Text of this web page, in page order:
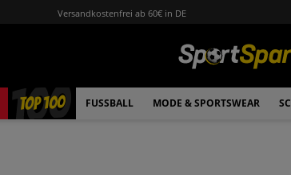
Versandkostenfrei ab 60€ in DE
TOP 100 FUSSBALL MODE & SPORTSWEAR